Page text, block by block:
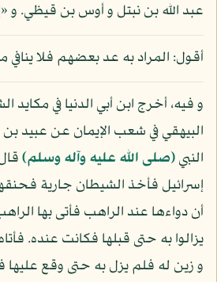
عبد الله بن نبتل و أوس بن قيظي. و
أقول: المراد به عد بعضهم فلا ينافي
و فيه، أخرج ابن أبي الدنيا في مكايد
البيهقي في شعب الإيمان عن عبيد بن
النبي(صلى الله عليه وآله وسلم)
إسرائيل فأخذ الشيطان جارية
أن دواءها عند الراهب فأتى بها
يزالوا به حتى قبلها فكانت عنده.
و زين له فلم يزل به حتى وقع